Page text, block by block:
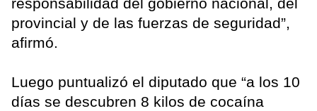
responsabilidad del gobierno nacional, del
provincial y de las fuerzas de seguridad”,
afirmó.
Luego puntualizó el diputado que “a los 10
días se descubren 8 kilos de cocaína